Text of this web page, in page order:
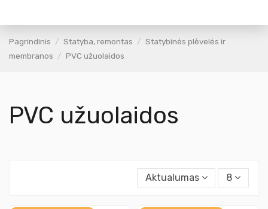
Pagrindinis Statyba, remontas
Statybinės plėvelės ir
membranos
PVC užuolaidos
PVC užuolaidos
Aktualumas 8